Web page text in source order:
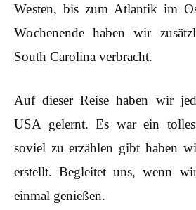
Westen, bis zum Atlantik im
Wochenende haben wir
South Carolina verbracht.
Auf dieser Reise haben wir
USA gelernt. Es war ein
soviel zu erzählen gibt haben
erstellt. Begleitet uns, wenn
einmal genießen.